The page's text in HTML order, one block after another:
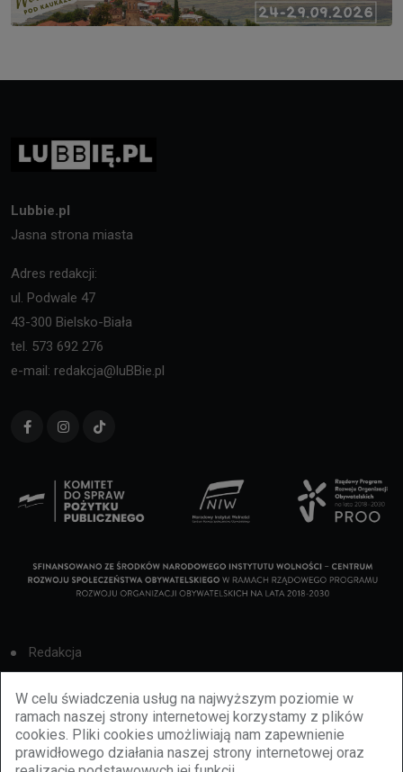
W celu świadczenia usług na najwyższym poziomie w
ramach naszej strony internetowej korzystamy z plików
cookies. Pliki cookies umożliwiają nam zapewnienie
prawidłowego działania naszej strony internetowej oraz
Lubbie.pl
Jasna strona miasta
Adres redakcji:
ul. Podwale 47
43-300 Bielsko-Biała
tel. 573 692 276
e-mail: redakcja@luBBie.pl
Redakcja
Cookies
Reklama
BBiletomania